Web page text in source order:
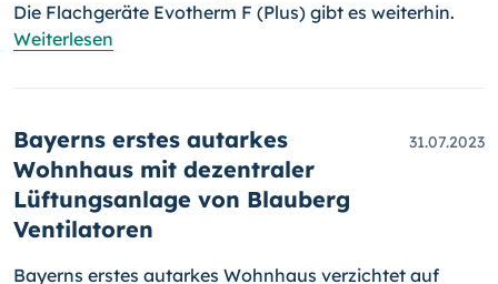
Die Flachgeräte Evotherm F (Plus) gibt es weiterhin.
Weiterlesen
Bayerns erstes autarkes
Wohnhaus mit dezentraler
Lüftungsanlage von Blauberg
Ventilatoren
31.07.2023
Bayerns erstes autarkes Wohnhaus verzichtet auf